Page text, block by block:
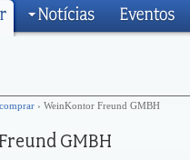
› WeinKontor Freund GMBH